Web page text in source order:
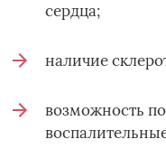
сердца;
наличие
возможность